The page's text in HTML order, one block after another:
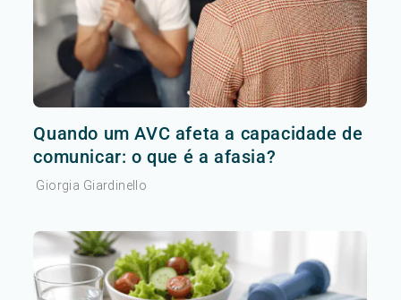
Quando um AVC afeta a capacidade de
comunicar: o que é a afasia?
Giorgia Giardinello